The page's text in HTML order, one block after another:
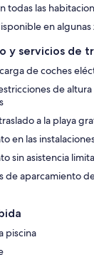
todas las
en algunas
y servicios de
de coches
de
a la playa
en las
sin asistencia
de aparcamiento
piscina